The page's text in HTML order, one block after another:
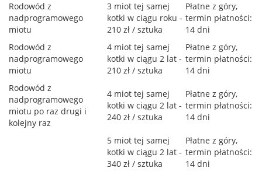
Rodowód z
nadprogramowego
miotu
3 miot tej samej
kotki w ciągu roku -
210 zł / sztuka
Płatne z góry,
termin płatności:
14 dni
Rodowód z
nadprogramowego
miotu
4 miot tej samej
kotki w ciągu 2 lat -
210 zł / sztuka
Płatne z góry,
termin płatności:
14 dni
Rodowód z
nadprogramowego
miotu po raz drugi i
kolejny raz
4 miot tej samej
kotki w ciągu 2 lat -
240 zł / sztuka
Płatne z góry,
termin płatności:
14 dni
5 miot tej samej
kotki w ciągu 2 lat -
340 zł / sztuka
Płatne z góry,
termin płatności:
14 dni